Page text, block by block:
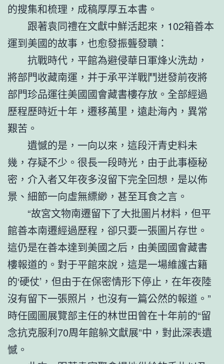
的搜集和梳理，成稿厚厚五本書。
跟著袁同禮在文獻中鮮活起來，102箱善本
運到美國的故事，也愈發振聾發聵：
抗戰時代，平館為避侵華日軍烽火洗劫，
將部門收藏南運，并于承平洋戰鬥迸發前夜將
部門珍品運往美國國會藏書樓存放。全部經過
歷程歷時近十年，遷移萬里，遠赴海內，異常
艱苦。
遺憾的是，一向以來，這段汗青史料未
幾，存疑不少。很長一段時光，由于此事極秘
密，介入者又年夜多沒留下完全回想，是以佈
景、細節一向虛無縹緲，甚至耳食之言。
“故宮文物南遷留下了大批圖片材料，但平
館善本南遷經過歷程，卻只要一張圖片存世。
這仍是在善本達到美國之后，由美國國會藏書
樓報道的。對于平館來說，這是一場維護古籍
的‘硬仗’，但由于在保密情形下停止，在年夜陸
沒有留下一張照片，也沒有一篇公然的報道。”
時任國圖展覽部主任的林世田曾在十年前的“留
念抗克服利70周年館躲文獻展”中，對此深表遺
憾。